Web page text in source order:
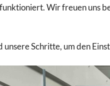
Wir freuen uns
unsere Schritte, um den